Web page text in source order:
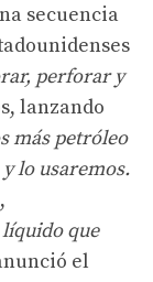
secuencia
perforar y
lanzando
más petróleo
lo usaremos.
líquido que
el